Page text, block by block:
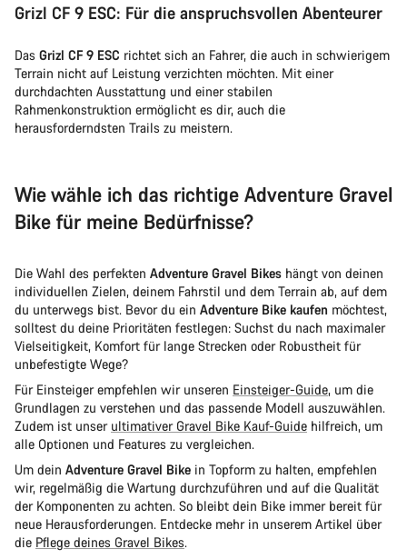
Grizl CF 9 ESC: Für die anspruchsvollen Abenteurer
Das Grizl CF 9 ESC richtet sich an Fahrer, die auch in schwierigem
Terrain nicht auf Leistung verzichten möchten. Mit einer
durchdachten Ausstattung und einer stabilen
Rahmenkonstruktion ermöglicht es dir, auch die
herausforderndsten Trails zu meistern.
Wie wähle ich das richtige Adventure Gravel
Bike für meine Bedürfnisse?
Die Wahl des perfekten Adventure Gravel Bikes hängt von deinen
individuellen Zielen, deinem Fahrstil und dem Terrain ab, auf dem
du unterwegs bist. Bevor du ein Adventure Bike kaufen möchtest,
solltest du deine Prioritäten festlegen: Suchst du nach maximaler
Vielseitigkeit, Komfort für lange Strecken oder Robustheit für
unbefestigte Wege?
Für Einsteiger empfehlen wir unseren Einsteiger-Guide, um die
Grundlagen zu verstehen und das passende Modell auszuwählen.
Zudem ist unser ultimativer Gravel Bike Kauf-Guide hilfreich, um
alle Optionen und Features zu vergleichen.
Um dein Adventure Gravel Bike in Topform zu halten, empfehlen
wir, regelmäßig die Wartung durchzuführen und auf die Qualität
der Komponenten zu achten. So bleibt dein Bike immer bereit für
neue Herausforderungen. Entdecke mehr in unserem Artikel über
die Pflege deines Gravel Bikes.